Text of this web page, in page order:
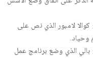
كوالا لامبور الذي نص على
وحياد.
بالي الذي وضع برنامج عمل